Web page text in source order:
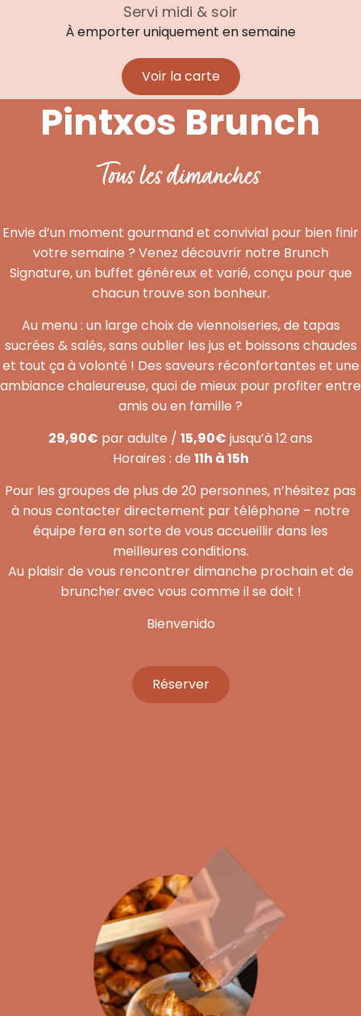
Servi midi & soir
À emporter uniquement en semaine
Voir la carte
Pintxos Brunch
Tous les dimanches
Envie d’un moment gourmand et convivial pour bien finir
votre semaine ? Venez découvrir notre Brunch
Signature, un buffet généreux et varié, conçu pour que
chacun trouve son bonheur.
Au menu : un large choix de viennoiseries, de tapas
sucrées & salés, sans oublier les jus et boissons chaudes
et tout ça à volonté ! Des saveurs réconfortantes et une
ambiance chaleureuse, quoi de mieux pour profiter entre
amis ou en famille ?
29,90€ par adulte / 15,90€ jusqu’à 12 ans
Horaires : de 11h à 15h
Pour les groupes de plus de 20 personnes, n’hésitez pas
à nous contacter directement par téléphone – notre
équipe fera en sorte de vous accueillir dans les
meilleures conditions.
Au plaisir de vous rencontrer dimanche prochain et de
bruncher avec vous comme il se doit !
Bienvenido
Réserver